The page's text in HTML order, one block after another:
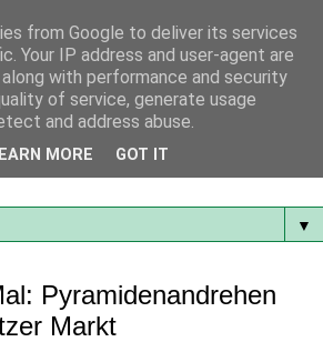
der Region immer auf dem
▼
Pyramidenandrehen
Markt
from Google to deliver its services
Your IP address and user-agent are
with performance and security
of service, generate usage
and address abuse.
MORE GOT IT